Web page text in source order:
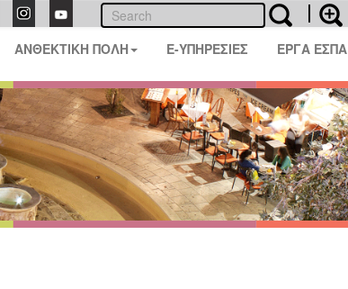
ΑΝΘΕΚΤΙΚΗ ΠΟΛΗ E-ΥΠΗΡΕΣΙΕΣ ΕΡΓΑ ΕΣΠΑ